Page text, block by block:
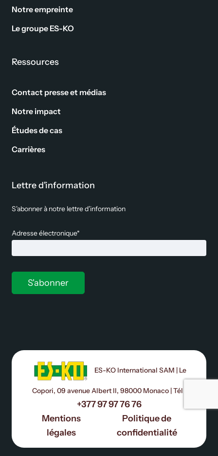
Notre empreinte
Le groupe ES-KO
Ressources
Contact presse et médias
Notre impact
Études de cas
Carrières
Lettre d'information
S'abonner à notre lettre d'information
Adresse électronique*
ES-KO International SAM | Le
Copori, 09 avenue Albert II, 98000 Monaco | Tél :
+377 97 97 76 76
Mentions
légales
Politique de
confidentialité